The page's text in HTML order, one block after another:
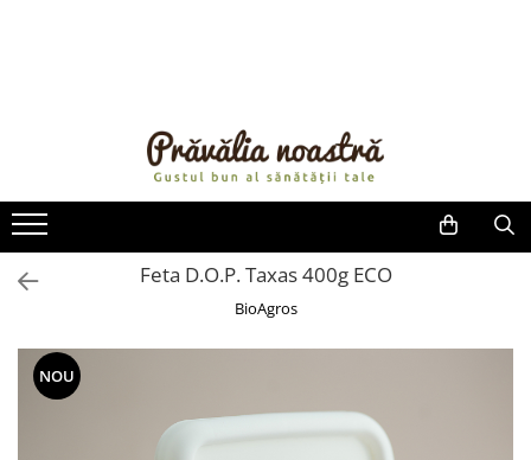
ULEIURI ȘI UNTURI
MĂSLINE
NUCI ȘI SEMINȚE
FRUCTE DESHIDRATATE
ÎNDULCITORI NATURALI / MIERE
FRUCTE LA CONSERVĂ
OȚETURI ȘI SOSURI
Feta D.O.P. Taxas 400g ECO
BioAgros
NOU